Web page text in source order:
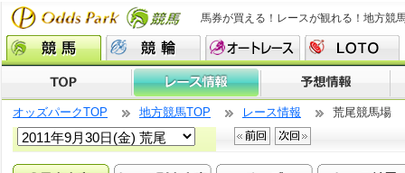
馬券が買える！レースが観れる！地方競
オッズパークTOP 地方競馬TOP レース情報 荒尾競馬場